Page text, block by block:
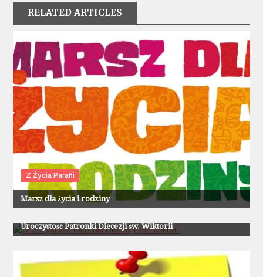
RELATED ARTICLES
Z Życia Parafii
Marsz dla życia i rodziny
Z Życia Parafii
Uroczystość Patronki Diecezji św. Wiktorii